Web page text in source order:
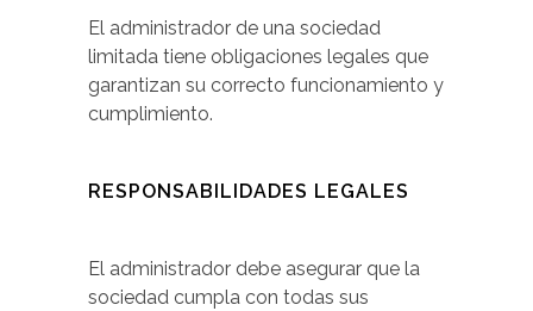
El administrador de una sociedad
limitada tiene obligaciones legales que
garantizan su correcto funcionamiento y
cumplimiento.
RESPONSABILIDADES LEGALES
El administrador debe asegurar que la
sociedad cumpla con todas sus